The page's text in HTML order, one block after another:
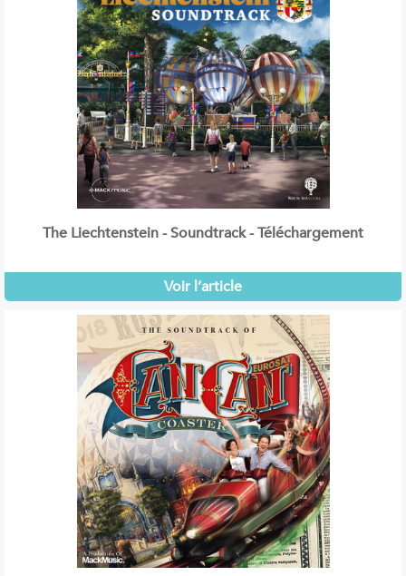
The Liechtenstein - Soundtrack - Téléchargement
Voir l’article